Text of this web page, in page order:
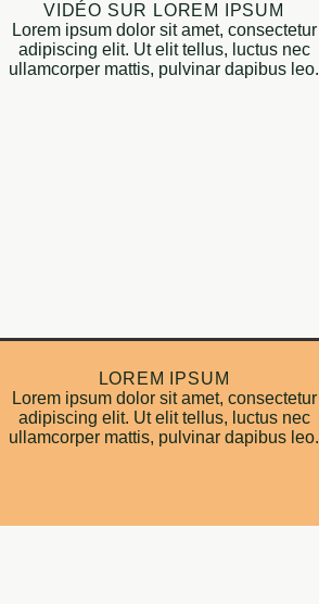
VIDÉO SUR LOREM IPSUM
Lorem ipsum dolor sit amet, consectetur
adipiscing elit. Ut elit tellus, luctus nec
ullamcorper mattis, pulvinar dapibus leo.
LOREM IPSUM
Lorem ipsum dolor sit amet, consectetur
adipiscing elit. Ut elit tellus, luctus nec
ullamcorper mattis, pulvinar dapibus leo.